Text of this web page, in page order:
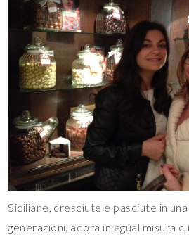
Siciliane, cresciute e pasciute in
generazioni, adora in egual misura